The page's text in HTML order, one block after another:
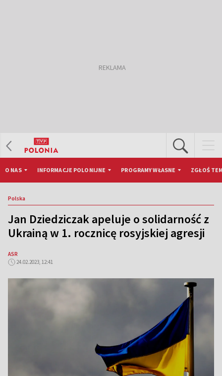
O NAS INFORMACJE POLONIJNE PROGRAMY WŁASNE ZGŁOŚ
Polska
Jan Dziedziczak apeluje o solidarność z
Ukrainą w 1. rocznicę rosyjskiej agresji
ASR
24.02.2023, 12:41